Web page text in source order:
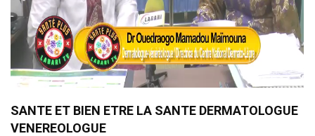
SANTE ET BIEN ETRE LA SANTE DERMATOLOGUE
VENEREOLOGUE